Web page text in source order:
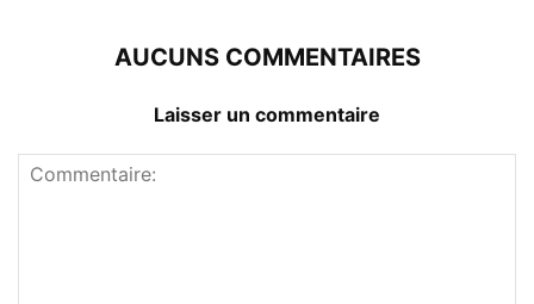
AUCUNS COMMENTAIRES
Laisser un commentaire